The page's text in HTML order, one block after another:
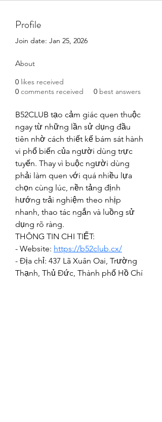
Profile
Join date: Jan 25, 2026
About
0 likes received
0 comments received 0 best answers
B52CLUB tạo cảm giác quen thuộc
ngay từ những lần sử dụng đầu
tiên nhờ cách thiết kế bám sát hành
vi phổ biến của người dùng trực
tuyến. Thay vì buộc người dùng
phải làm quen với quá nhiều lựa
chọn cùng lúc, nền tảng định
hướng trải nghiệm theo nhịp
nhanh, thao tác ngắn và luồng sử
dụng rõ ràng.
THÔNG TIN CHI TIẾT:
- Website: https://b52club.cx/
- Địa chỉ: 437 Lã Xuân Oai, Trường
Thạnh, Thủ Đức, Thành phố Hồ Chí